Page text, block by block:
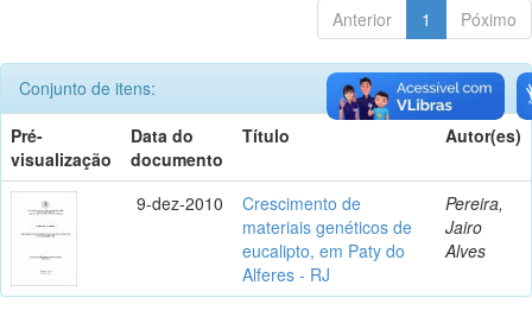
Anterior 1 Póximo
Conjunto de itens:
Pré-
visualização
Data do
documento
Título Autor(es)
9-dez-2010
Crescimento de
materiais genéticos de
eucalipto, em Paty do
Alferes - RJ
Pereira,
Jairo
Alves